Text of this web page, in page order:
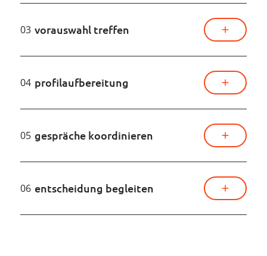
03 vorauswahl treffen
04 profilaufbereitung
05 gespräche koordinieren
06 entscheidung begleiten